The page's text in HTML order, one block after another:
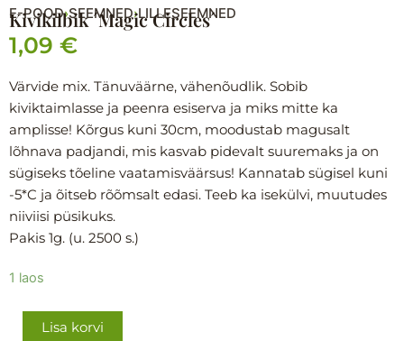
E-POOD›SEEMNED›LILLESEEMNED
Kivikilbik ´Magic Circles´
1,09 €
Värvide mix. Tänuväärne, vähenõudlik. Sobib
kiviktaimlasse ja peenra esiserva ja miks mitte ka
amplisse! Kõrgus kuni 30cm, moodustab magusalt
lõhnava padjandi, mis kasvab pidevalt suuremaks ja on
sügiseks tõeline vaatamisväärsus! Kannatab sügisel kuni
-5*C ja õitseb rõõmsalt edasi. Teeb ka isekülvi, muutudes
niiviisi püsikuks.
Pakis 1g. (u. 2500 s.)
1 laos
Kivikilbik
CirclesLisa korvi